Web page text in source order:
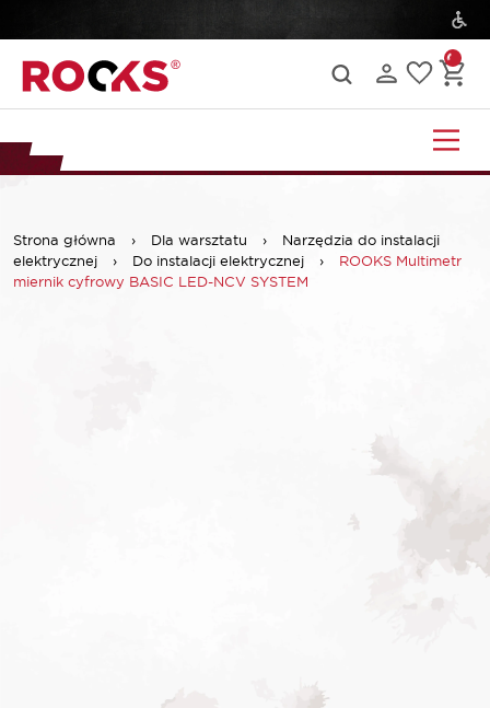
Strona główna › Dla warsztatu ›
Narzędzia do instalacji
elektrycznej
› Do instalacji elektrycznej ›
ROOKS Multimetr
miernik cyfrowy BASIC LED-NCV SYSTEM